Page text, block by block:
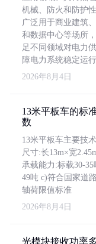
机械、防火和防护
广泛用于商业建筑
和数据中心等场所
足不同领域对电力
障电力系统稳定运行
2026年8月4日
13米平板车的标
数
13米平板车主要技
尺寸:长13m×宽
承载能力:标载30-
49吨 c)符合国家道
轴荷限值标准
2026年8月4日
光模块接收功率